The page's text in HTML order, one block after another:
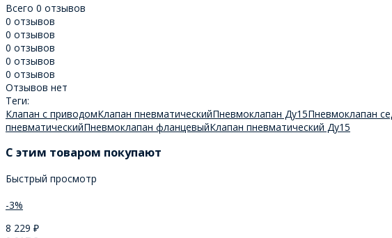
Всего 0 отзывов
0 отзывов
0 отзывов
0 отзывов
0 отзывов
0 отзывов
Отзывов нет
Теги:
Клапан с приводомКлапан пневматическийПневмоклапан Ду15Пневмоклапан
пневматическийПневмоклапан фланцевыйКлапан пневматический Ду15
C этим товаром покупают
Быстрый просмотр
-3%
8 229 ₽